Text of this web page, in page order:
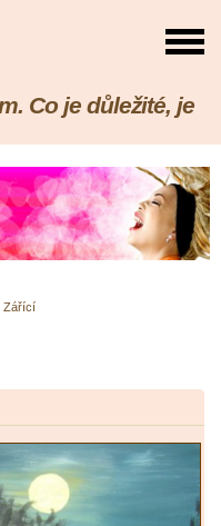
Co je důležité, je
Zářící